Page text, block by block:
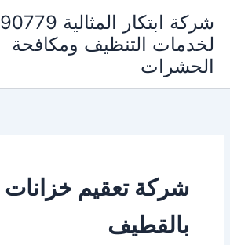
المحتوى
شركة ابتكار
لخدمات التنظيف ومكافحة
الحشرات
شركة تعقيم خزانات
بالقطيف